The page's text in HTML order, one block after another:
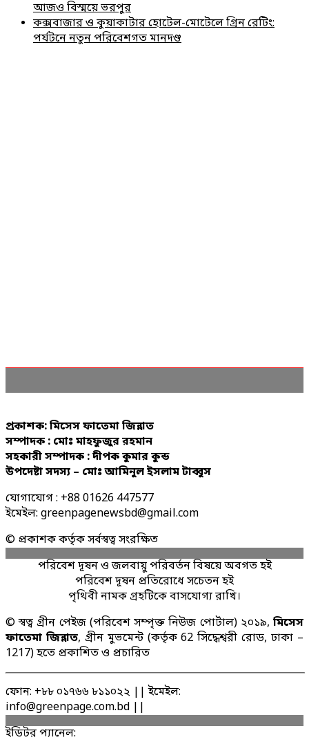
আজও বিস্ময়ে ভরপুর
কক্সবাজার ও কুয়াকাটার হোটেল-মোটেলে গ্রিন রেটিং:
পর্যটনে নতুন পরিবেশগত মানদণ্ড
প্রকাশক: মিসেস ফাতেমা জিন্নাত
সম্পাদক : মোঃ মাহফুজুর রহমান
সহকারী সম্পাদক : দীপক কুমার কুন্ড
উপদেষ্টা সদস্য – মোঃ আমিনুল ইসলাম টাব্বুস
যোগাযোগ : +88 01626 447577
ইমেইল: greenpagenewsbd@gmail.com
© প্রকাশক কর্তৃক সর্বস্বত্ব সংরক্ষিত
পরিবেশ দূষন ও জলবায়ু পরিবর্তন বিষয়ে অবগত হই
পরিবেশ দূষন প্রতিরোধে সচেতন হই
পৃথিবী নামক গ্রহটিকে বাসযোগ্য রাখি।
© স্বত্ব গ্রীন পেইজ (পরিবেশ সম্পৃক্ত নিউজ পোর্টাল) ২০১৯, মিসেস
ফাতেমা জিন্নাত, গ্রীন মুভমেন্ট (কর্তৃক 62 সিদ্ধেশ্বরী রোড, ঢাকা –
1217) হতে প্রকাশিত ও প্রচারিত
ফোন: +৮৮ ০১৭৬৬ ৮১১০২২ || ইমেইল:
info@greenpage.com.bd ||
ইডিটর প্যানেল: